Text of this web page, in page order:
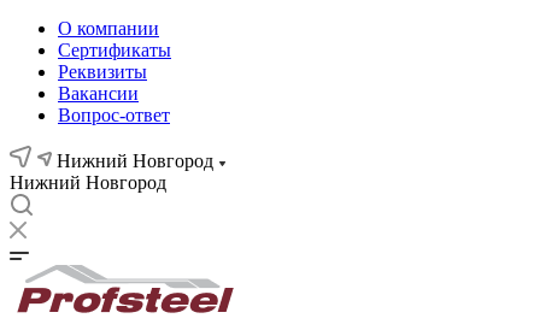
О компании
Сертификаты
Реквизиты
Вакансии
Вопрос-ответ
Нижний Новгород
Нижний Новгород